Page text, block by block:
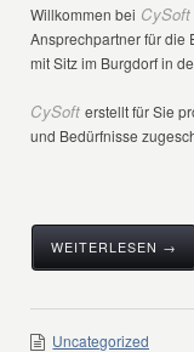
Willkommen bei
Ansprechpartner für die
mit Sitz im Burgdorf in
CySofterstellt für Sie
und Bedürfnisse
WEITERLESEN →
Uncategorized